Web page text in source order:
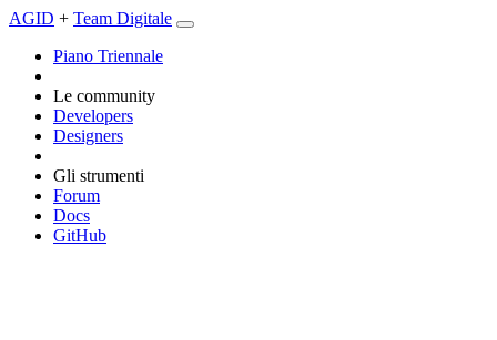
AGID + Team Digitale
Piano Triennale
Le community
Developers
Designers
Gli strumenti
Forum
Docs
GitHub